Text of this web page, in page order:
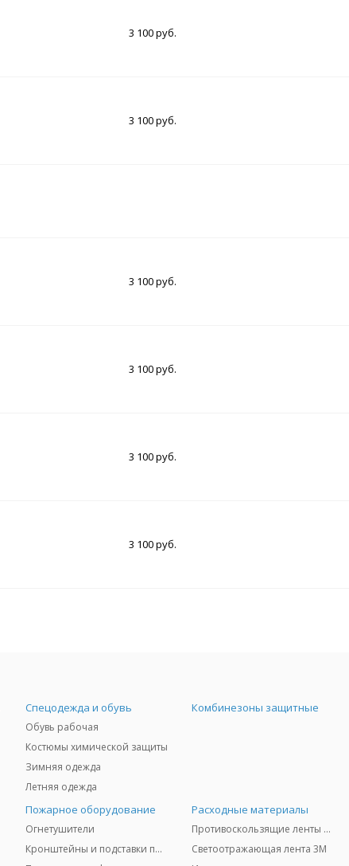
3 100 руб.
3 100 руб.
3 100 руб.
3 100 руб.
3 100 руб.
3 100 руб.
Спецодежда и обувь
Обувь рабочая
Костюмы химической защиты
Зимняя одежда
Летняя одежда
Комбинезоны защитные
Пожарное оборудование
Огнетушители
Кронштейны и подставки под огнетушители
Расходные материалы
Противоскользящие ленты 3М
Светоотражающая лента 3M